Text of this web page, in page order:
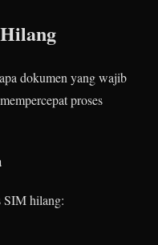
dokumen yang wajib
proses
SIM hilang: